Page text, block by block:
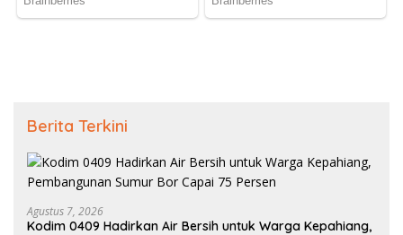
Berita Terkini
Agustus 7, 2026
Kodim 0409 Hadirkan Air Bersih untuk Warga Kepahiang,